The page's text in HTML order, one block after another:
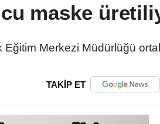
maske
Merkezi Müdürlüğü
TAKİP ET